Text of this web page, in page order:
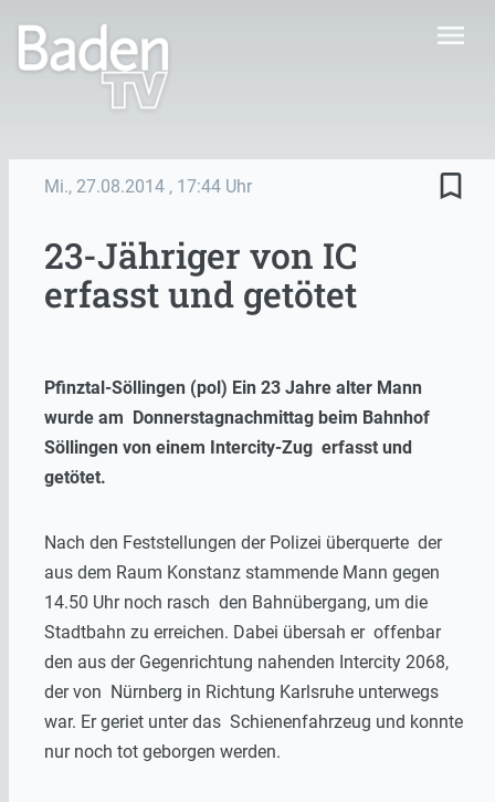
menu
Mi., 27.08.2014 , 17:44 Uhr bookmark_border
23-Jähriger von IC
erfasst und getötet
Pfinztal-Söllingen (pol) Ein 23 Jahre alter Mann
wurde am Donnerstagnachmittag beim Bahnhof
Söllingen von einem Intercity-Zug erfasst und
getötet.
Nach den Feststellungen der Polizei überquerte der
aus dem Raum Konstanz stammende Mann gegen
14.50 Uhr noch rasch den Bahnübergang, um die
Stadtbahn zu erreichen. Dabei übersah er offenbar
den aus der Gegenrichtung nahenden Intercity 2068,
der von Nürnberg in Richtung Karlsruhe unterwegs
war. Er geriet unter das Schienenfahrzeug und konnte
nur noch tot geborgen werden.